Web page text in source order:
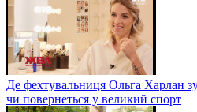
Де фехтувальниця Ольга Харлан
чи повернеться у великий спорт